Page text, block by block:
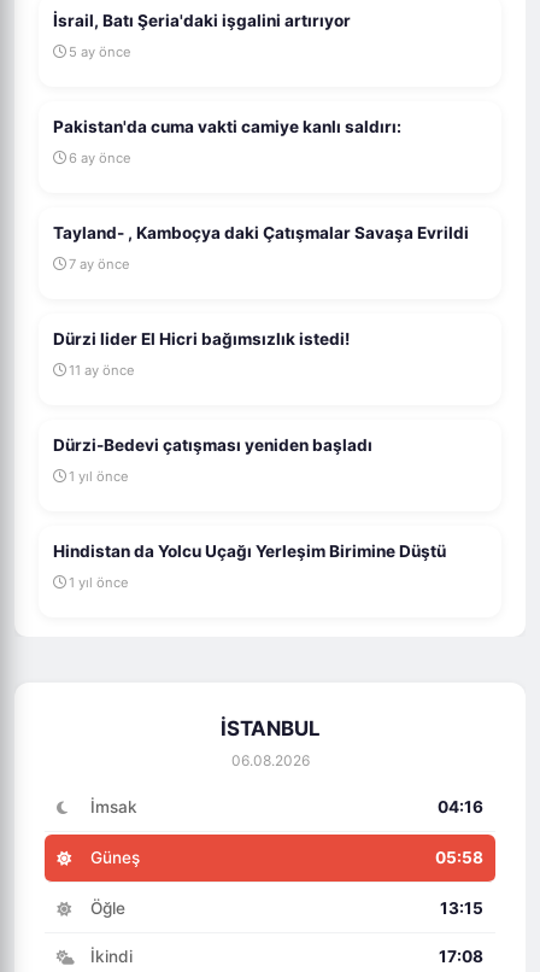
İsrail, Batı Şeria'daki işgalini artırıyor
5 ay önce
Pakistan'da cuma vakti camiye kanlı saldırı:
6 ay önce
Tayland- , Kamboçya daki Çatışmalar Savaşa Evrildi
7 ay önce
Dürzi lider El Hicri bağımsızlık istedi!
11 ay önce
Dürzi-Bedevi çatışması yeniden başladı
1 yıl önce
Hindistan da Yolcu Uçağı Yerleşim Birimine Düştü
1 yıl önce
İSTANBUL
06.08.2026
İmsak 04:16
Güneş 05:58
Öğle 13:15
İkindi 17:08